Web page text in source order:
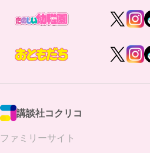
講談社コクリコ
ファミリーサイト